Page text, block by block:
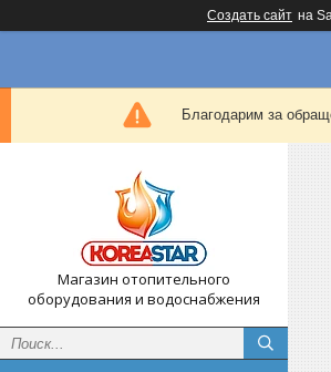
Создать сайт на
Благодарим за
Магазин отопительного
оборудования и водоснабжения